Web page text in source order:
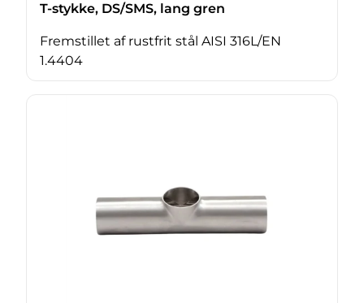
T-stykke, DS/SMS, lang gren
Fremstillet af rustfrit stål AISI 316L/EN
1.4404